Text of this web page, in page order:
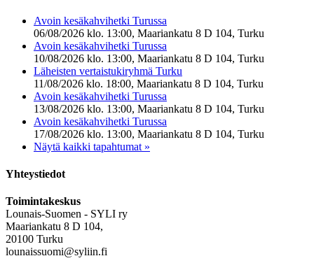
Avoin kesäkahvihetki Turussa
06/08/2026 klo. 13:00, Maariankatu 8 D 104, Turku
Avoin kesäkahvihetki Turussa
10/08/2026 klo. 13:00, Maariankatu 8 D 104, Turku
Läheisten vertaistukiryhmä Turku
11/08/2026 klo. 18:00, Maariankatu 8 D 104, Turku
Avoin kesäkahvihetki Turussa
13/08/2026 klo. 13:00, Maariankatu 8 D 104, Turku
Avoin kesäkahvihetki Turussa
17/08/2026 klo. 13:00, Maariankatu 8 D 104, Turku
Näytä kaikki tapahtumat »
Yhteystiedot
Toimintakeskus
Lounais-Suomen - SYLI ry
Maariankatu 8 D 104,
20100 Turku
lounaissuomi@syliin.fi